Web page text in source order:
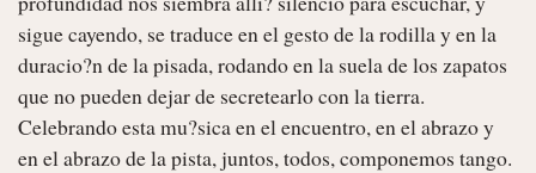
sigue cayendo, se traduce en el gesto de la rodilla y en la
duracio?n de la pisada, rodando en la suela de los zapatos
que no pueden dejar de secretearlo con la tierra.
Celebrando esta mu?sica en el encuentro, en el abrazo y
en el abrazo de la pista, juntos, todos, componemos tango.